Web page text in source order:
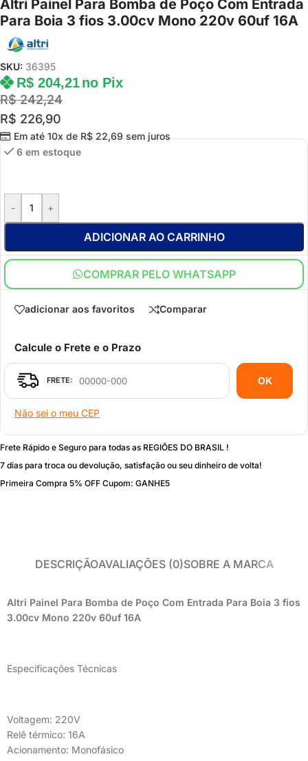
Altri Painel Para Bomba de Poço Com Entrada
Para Boia 3 fios 3.00cv Mono 220v 60uf 16A
SKU: 36395
R$242,24
R$ 226,90
Em até 10x deR$22,69sem juros
R$204,21 no Pix
6 em estoque
- +
ADICIONAR AO CARRINHO
COMPRAR PELO WHATSAPP
adicionar aos favoritos Comparar
Calcule o Frete e o Prazo
OK
Não sei o meu CEP
Frete Rápido e Seguro para todas as REGIÕES DO BRASIL !
7 dias para troca ou devolução, satisfação ou seu dinheiro de volta!
Primeira Compra 5% OFF Cupom: GANHE5
DESCRIÇÃOAVALIAÇÕES (0)SOBRE A MARCA
Altri Painel Para Bomba de Poço Com Entrada Para Boia 3 fios
3.00cv Mono 220v 60uf 16A
Especificações Técnicas
Voltagem: 220V
Relê térmico: 16A
Acionamento: Monofásico